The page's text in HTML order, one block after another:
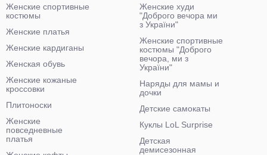
Женские спортивные
костюмы
Женские платья
Женские кардиганы
Женская обувь
Женские кожаные
кроссовки
Плитоноски
Женские
повседневные
платья
Женские худи
"Доброго вечора ми
з України"
Женские спортивные
костюмы "Доброго
вечора, ми з
України"
Наряды для мамы и
дочки
Детские самокаты
Куклы LoL Surprise
Детская
демисезонная